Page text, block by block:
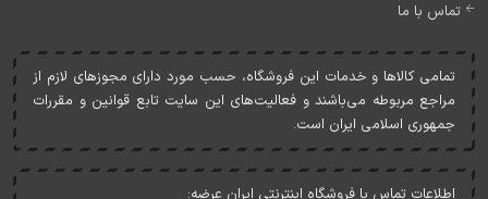
تماس با ما
تمامی کالاها و خدمات اين فروشگاه، حسب مورد دارای مجوزهای لازم از
مراجع مربوطه می‌باشند و فعاليت‌های اين سايت تابع قوانين و مقررات
جمهوری اسلامی ايران است.